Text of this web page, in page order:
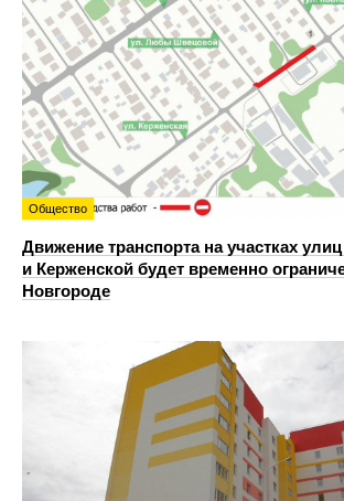
Общество
Движение транспорта на участках
и Керженской будет временно
Новгороде